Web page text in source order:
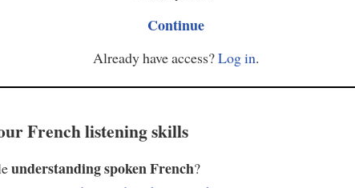
Continue
Already have access?Log in.
French listening skills
understanding spoken French?